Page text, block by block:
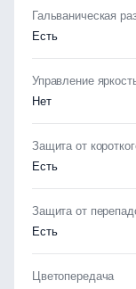
Гальваническая
Есть
Управление
Нет
Защита от
Есть
Защита от
Есть
Цветопередача